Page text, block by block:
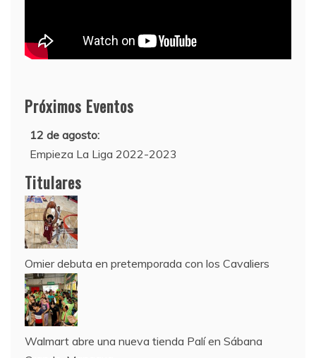
Próximos Eventos
12 de agosto:
Empieza La Liga 2022-2023
10 de agosto:
Supercopa de Europa 2022
Titulares
Omier debuta en pretemporada con los Cavaliers
Walmart abre una nueva tienda Palí en Sábana